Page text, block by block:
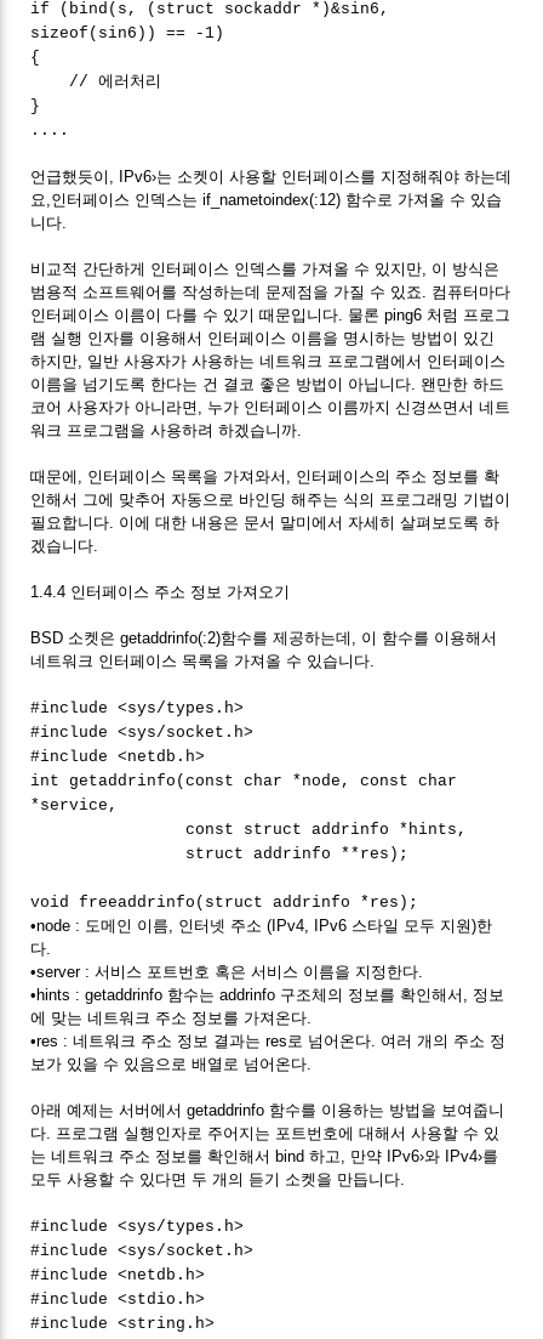
if (bind(s, (struct sockaddr *)&sin6,
sizeof(sin6)) == -1)
{
// 에러처리
}
....
언급했듯이, IPv6›는 소켓이 사용할 인터페이스를 지정해줘야 하는데
요,인터페이스 인덱스는 if_nametoindex(:12) 함수로 가져올 수 있습
니다.
비교적 간단하게 인터페이스 인덱스를 가져올 수 있지만, 이 방식은
범용적 소프트웨어를 작성하는데 문제점을 가질 수 있죠. 컴퓨터마다
인터페이스 이름이 다를 수 있기 때문입니다. 물론 ping6 처럼 프로그
램 실행 인자를 이용해서 인터페이스 이름을 명시하는 방법이 있긴
하지만, 일반 사용자가 사용하는 네트워크 프로그램에서 인터페이스
이름을 넘기도록 한다는 건 결코 좋은 방법이 아닙니다. 왠만한 하드
코어 사용자가 아니라면, 누가 인터페이스 이름까지 신경쓰면서 네트
워크 프로그램을 사용하려 하겠습니까.
때문에, 인터페이스 목록을 가져와서, 인터페이스의 주소 정보를 확
인해서 그에 맞추어 자동으로 바인딩 해주는 식의 프로그래밍 기법이
필요합니다. 이에 대한 내용은 문서 말미에서 자세히 살펴보도록 하
겠습니다.
1.4.4 인터페이스 주소 정보 가져오기
BSD 소켓은 getaddrinfo(:2)함수를 제공하는데, 이 함수를 이용해서
네트워크 인터페이스 목록을 가져올 수 있습니다.
#include <sys/types.h>
#include <sys/socket.h>
#include <netdb.h>
int getaddrinfo(const char *node, const char
*service,
const struct addrinfo *hints,
struct addrinfo **res);
void freeaddrinfo(struct addrinfo *res);
•node : 도메인 이름, 인터넷 주소 (IPv4, IPv6 스타일 모두 지원)한
다.
•server : 서비스 포트번호 혹은 서비스 이름을 지정한다.
•hints : getaddrinfo 함수는 addrinfo 구조체의 정보를 확인해서, 정보
에 맞는 네트워크 주소 정보를 가져온다.
•res : 네트워크 주소 정보 결과는 res로 넘어온다. 여러 개의 주소 정
보가 있을 수 있음으로 배열로 넘어온다.
아래 예제는 서버에서 getaddrinfo 함수를 이용하는 방법을 보여줍니
다. 프로그램 실행인자로 주어지는 포트번호에 대해서 사용할 수 있
는 네트워크 주소 정보를 확인해서 bind 하고, 만약 IPv6›와 IPv4›를
모두 사용할 수 있다면 두 개의 듣기 소켓을 만듭니다.
#include <sys/types.h>
#include <sys/socket.h>
#include <netdb.h>
#include <stdio.h>
#include <string.h>